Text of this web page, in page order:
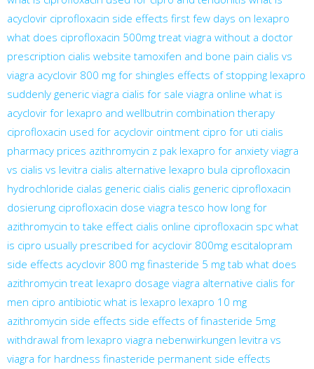
acyclovir ciprofloxacin side effects first few days on lexapro
what does ciprofloxacin 500mg treat viagra without a doctor
prescription cialis website tamoxifen and bone pain cialis vs
viagra acyclovir 800 mg for shingles effects of stopping lexapro
suddenly generic viagra cialis for sale viagra online what is
acyclovir for lexapro and wellbutrin combination therapy
ciprofloxacin used for acyclovir ointment cipro for uti cialis
pharmacy prices azithromycin z pak lexapro for anxiety viagra
vs cialis vs levitra cialis alternative lexapro bula ciprofloxacin
hydrochloride cialas generic cialis cialis generic ciprofloxacin
dosierung ciprofloxacin dose viagra tesco how long for
azithromycin to take effect cialis online ciprofloxacin spc what
is cipro usually prescribed for acyclovir 800mg escitalopram
side effects acyclovir 800 mg finasteride 5 mg tab what does
azithromycin treat lexapro dosage viagra alternative cialis for
men cipro antibiotic what is lexapro lexapro 10 mg
azithromycin side effects side effects of finasteride 5mg
withdrawal from lexapro viagra nebenwirkungen levitra vs
viagra for hardness finasteride permanent side effects